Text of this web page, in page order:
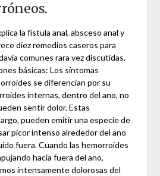
la fístula anal, absceso anal y
diez remedios caseros para
comunes rara vez discutidas.
básicas: Los síntomas
se diferencian por su
internas, dentro del ano, no
sentir dolor. Estas
pueden emitir una especie de
picor intenso alrededor del ano
fuera. Cuando las hemorroides
hacia fuera del ano,
intensamente dolorosas del